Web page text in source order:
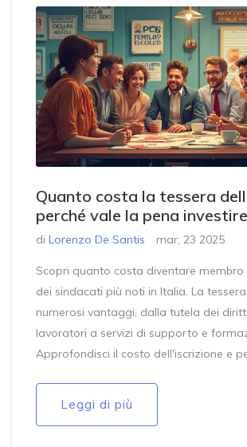
Quanto costa la tessera
perché vale la pena investire
di Lorenzo De Santis mar, 23 2025
Scopri quanto costa diventare membro
dei sindacati più noti in Italia. La
numerosi vantaggi, dalla tutela dei
lavoratori a servizi di supporto e
Approfondisci il costo dell'iscrizione e
Leggi di più